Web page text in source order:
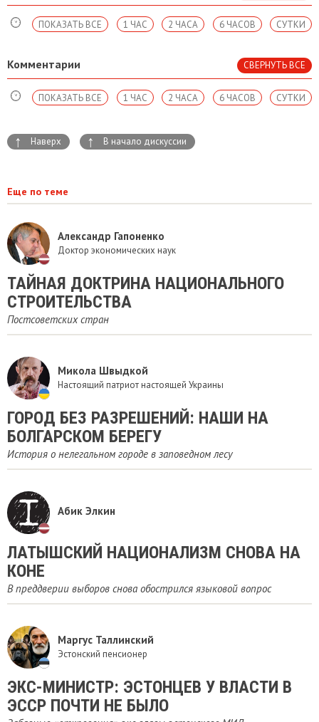
СУТКИ
6 ЧАСОВ
2 ЧАСА
1 ЧАС
ПОКАЗАТЬ ВСЕ
Комментарии СВЕРНУТЬ ВСЕ
СУТКИ
6 ЧАСОВ
2 ЧАСА
1 ЧАС
ПОКАЗАТЬ ВСЕ
↑ Наверх ↑ В начало дискуссии
Еще по теме
Александр Гапоненко
Доктор экономических наук
ТАЙНАЯ ДОКТРИНА НАЦИОНАЛЬНОГО
СТРОИТЕЛЬСТВА
Постсоветских стран
Микола Швыдкой
Настоящий патриот настоящей Украины
ГОРОД БЕЗ РАЗРЕШЕНИЙ: НАШИ НА
БОЛГАРСКОМ БЕРЕГУ
История о нелегальном городе в заповедном лесу
Абик Элкин
ЛАТЫШСКИЙ НАЦИОНАЛИЗМ СНОВА НА
КОНЕ
В преддверии выборов снова обострился языковой вопрос
Маргус Таллинский
Эстонский пенсионер
ЭКС-МИНИСТР: ЭСТОНЦЕВ У ВЛАСТИ В
ЭССР ПОЧТИ НЕ БЫЛО